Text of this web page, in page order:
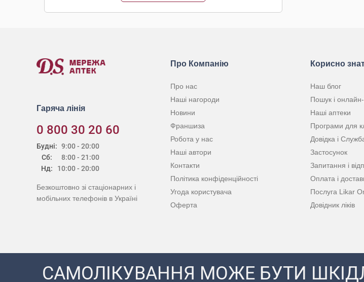
Гаряча лінія
0 800 30 20 60
Будні:
Сб:
Нд:
9:00 - 20:00
8:00 - 21:00
10:00 - 20:00
Безкоштовно зі стаціонарних і
мобільних телефонів в Україні
Про Компанію
Про нас
Наші нагороди
Новини
Франшиза
Робота у нас
Наші автори
Контакти
Політика конфіденційності
Угода користувача
Оферта
Корисно
Наш блог
Пошук і онлайн-
Наші аптеки
Програми для
Довідка і
Застосунок
Запитання і
Оплата і
Послуга Likar
Довідник ліків
САМОЛІКУВАННЯ МОЖЕ БУТИ